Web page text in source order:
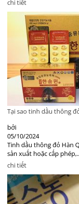
chi tiết
Tại sao tinh dầu thông
bởi
05/10/2024
Tinh dầu thông đỏ Hàn
sản xuất hoặc cấp
chi tiết